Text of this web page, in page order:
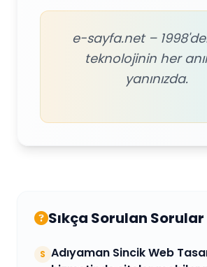
e-sayfa.net –
teknolojinin her
yanınızda.
Sıkça Sorulan Sorular
S Adıyaman Sincik Web